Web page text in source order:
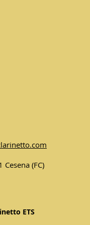
Cesena (FC)
ETS